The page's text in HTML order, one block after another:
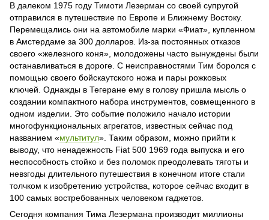
В далеком 1975 году Тимоти Лезерман со своей супругой
отправился в путешествие по Европе и Ближнему Востоку.
Перемещались они на автомобиле марки «Фиат», купленном
в Амстердаме за 300 долларов. Из-за постоянных отказов
своего «железного коня», молодожены часто вынуждены были
останавливаться в дороге. С неисправностями Тим боролся с
помощью своего бойскаутского ножа и пары рожковых
ключей. Однажды в Тегеране ему в голову пришла мысль о
создании компактного набора инструментов, совмещенного в
одном изделии. Это событие положило начало истории
многофункциональных агрегатов, известных сейчас под
названием «мультитул». Таким образом, можно прийти к
выводу, что ненадежность Fiat 500 1969 года выпуска и его
неспособность стойко и без поломок преодолевать тяготы и
невзгоды длительного путешествия в конечном итоге стали
толчком к изобретению устройства, которое сейчас входит в
100 самых востребованных человеком гаджетов.
Сегодня компания Тима Лезермана производит миллионы